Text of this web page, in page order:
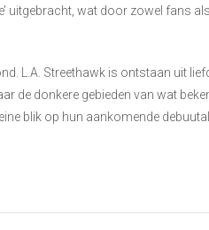
uitgebracht, wat door zowel fans
L.A. Streethawk is ontstaan uit
de donkere gebieden van wat
blik op hun aankomende